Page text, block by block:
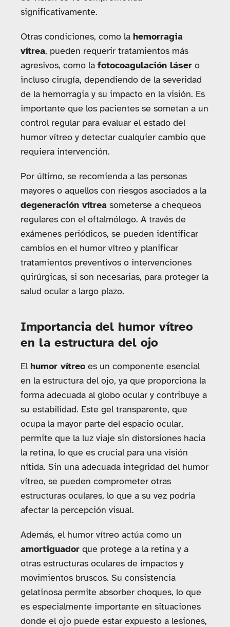
significativamente.
Otras condiciones, como la hemorragia
vítrea, pueden requerir tratamientos más
agresivos, como la fotocoagulación láser o
incluso cirugía, dependiendo de la severidad
de la hemorragia y su impacto en la visión. Es
importante que los pacientes se sometan a un
control regular para evaluar el estado del
humor vítreo y detectar cualquier cambio que
requiera intervención.
Por último, se recomienda a las personas
mayores o aquellos con riesgos asociados a la
degeneración vítrea someterse a chequeos
regulares con el oftalmólogo. A través de
exámenes periódicos, se pueden identificar
cambios en el humor vítreo y planificar
tratamientos preventivos o intervenciones
quirúrgicas, si son necesarias, para proteger la
salud ocular a largo plazo.
Importancia del humor vítreo
en la estructura del ojo
El humor vítreo es un componente esencial
en la estructura del ojo, ya que proporciona la
forma adecuada al globo ocular y contribuye a
su estabilidad. Este gel transparente, que
ocupa la mayor parte del espacio ocular,
permite que la luz viaje sin distorsiones hacia
la retina, lo que es crucial para una visión
nítida. Sin una adecuada integridad del humor
vítreo, se pueden comprometer otras
estructuras oculares, lo que a su vez podría
afectar la percepción visual.
Además, el humor vítreo actúa como un
amortiguador que protege a la retina y a
otras estructuras oculares de impactos y
movimientos bruscos. Su consistencia
gelatinosa permite absorber choques, lo que
es especialmente importante en situaciones
donde el ojo puede estar expuesto a lesiones,